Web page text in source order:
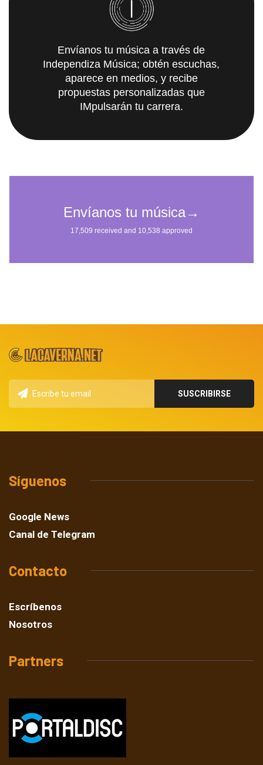
Envíanos tu música a través de
Independiza Música; obtén escuchas,
aparece en medios, y recibe
propuestas personalizadas que
IMpulsarán tu carrera.
Síguenos
Google News
Canal de Telegram
Contacto
Escríbenos
Nosotros
Partners